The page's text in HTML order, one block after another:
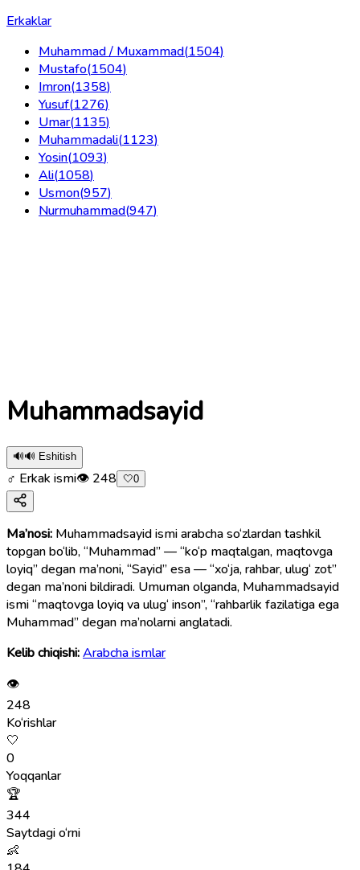
Erkaklar
Muhammad / Muxammad(1504)
Mustafo(1504)
Imron(1358)
Yusuf(1276)
Umar(1135)
Muhammadali(1123)
Yosin(1093)
Ali(1058)
Usmon(957)
Nurmuhammad(947)
Muhammadsayid
🔊🔊 Eshitish
♂ Erkak ismi👁 248 🤍0
Ma’nosi: Muhammadsayid ismi arabcha so‘zlardan tashkil
topgan bo‘lib, “Muhammad” — “ko‘p maqtalgan, maqtovga
loyiq” degan ma’noni, “Sayid” esa — “xo‘ja, rahbar, ulug‘ zot”
degan ma’noni bildiradi. Umuman olganda, Muhammadsayid
ismi “maqtovga loyiq va ulug‘ inson”, “rahbarlik fazilatiga ega
Muhammad” degan ma’nolarni anglatadi.
Kelib chiqishi:Arabcha ismlar
👁
248
Ko‘rishlar
🤍
0
Yoqqanlar
🏆
344
Saytdagi o‘rni
👶